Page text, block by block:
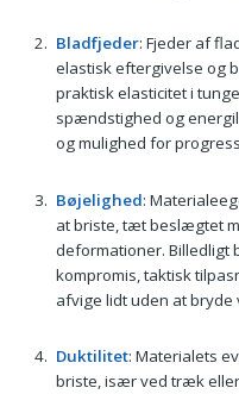
Bladfjeder: Fjeder af
elastisk eftergivelse og
praktisk elasticitet i
spændstighed og
og mulighed for
Bøjelighed:
at briste, tæt beslægtet
deformationer. Billedligt
kompromis, taktisk
afvige lidt uden at
Duktilitet: Materialets
briste, især ved træk